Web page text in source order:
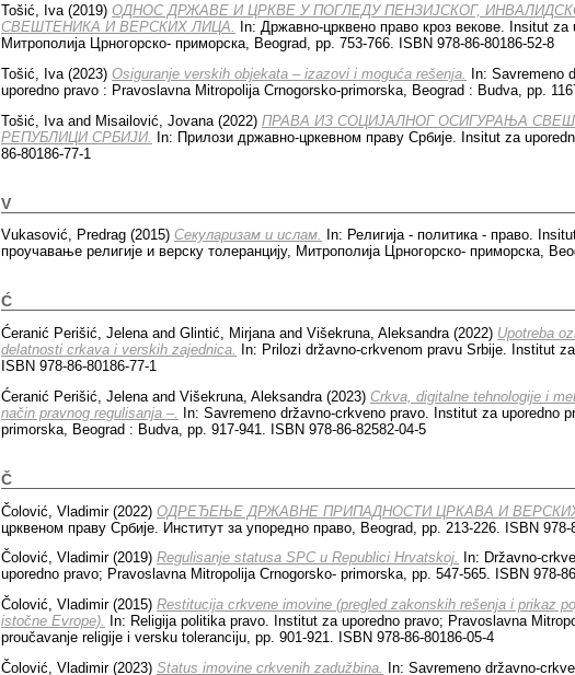
Tošić, Iva (2019) ОДНОС ДРЖАВЕ И ЦРКВЕ У ПОГЛЕДУ ПЕНЗИЈСКОГ,
СВЕШТЕНИКА И ВЕРСКИХ ЛИЦА.
In: Државно-црквено право кроз векове. Insitut
Митрополија Црногорско- приморска, Beograd, pp. 753-766. ISBN 978-86-80186-52-8
Tošić, Iva (2023) Osiguranјe verskih objekata – izazovi i moguća rešenјa. In: Savremeno
uporedno pravo : Pravoslavna Mitropolija Crnogorsko-primorska, Beograd : Budva, pp.
Tošić, Iva and Misailović, Jovana (2022) ПРАВА ИЗ СОЦИЈАЛНОГ ОСИГУРАЊА
РЕПУБЛИЦИ СРБИЈИ. In: Прилози државно-цркевном праву Србије. Insitut za
86-80186-77-1
V
Vukasović, Predrag (2015) Секуларизам и ислам.
In: Религија - политика - право.
проучавање религије и верску толеранцију, Митрополија Црногорско- приморска,
Ć
Ćeranić Perišić, Jelenaand Glintić, Mirjanaand Višekruna, Aleksandra(2022) Upotreba
delatnosti crkava i verskih zajednica.
In: Prilozi državno-crkvenom pravu Srbije. Institut
ISBN 978-86-80186-77-1
Ćeranić Perišić, Jelena and Višekruna, Aleksandra (2023) Crkva, digitalne tehnologije i
način pravnog regulisanja –.
In: Savremeno državno-crkveno pravo. Institut za uporedno
primorska, Beograd : Budva, pp. 917-941. ISBN 978-86-82582-04-5
Č
Čolović, Vladimir(2022) ОДРЕЂЕЊЕ ДРЖАВНЕ ПРИПАДНОСТИ ЦРКАВА И
црквеном праву Србије. Институт за упоредно право, Beograd, pp. 213-226. ISBN 978-
Čolović, Vladimir(2019) Regulisanje statusa SPC u Republici Hrvatskoj.
In: Državno-
uporedno pravo; Pravoslavna Mitropolija Crnogorsko- primorska, pp. 547-565. ISBN 978-
Čolović, Vladimir(2015) Restitucija crkvene imovine (pregled zakonskih rešenja i prikaz
istočne Evrope).
In: Religija politika pravo. Institut za uporedno pravo; Pravoslavna
proučavanje religije i versku toleranciju, pp. 901-921. ISBN 978-86-80186-05-4
Čolović, Vladimir(2023) Status imovine crkvenih zadužbina.
In: Savremeno državno-